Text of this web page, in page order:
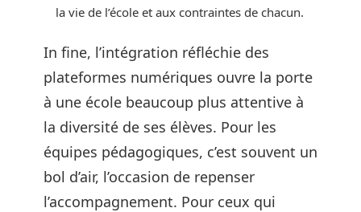
la vie de l’école et aux contraintes de chacun.
In fine, l’intégration réfléchie des
plateformes numériques ouvre la porte
à une école beaucoup plus attentive à
la diversité de ses élèves. Pour les
équipes pédagogiques, c’est souvent un
bol d’air, l’occasion de repenser
l’accompagnement. Pour ceux qui